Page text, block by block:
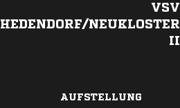
VSV
HEDENDORF/NEUKLOSTER
II
AUFSTELLUNG